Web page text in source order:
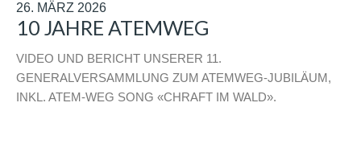
26. MÄRZ 2026
10 JAHRE ATEMWEG
VIDEO UND BERICHT UNSERER 11.
GENERALVERSAMMLUNG ZUM ATEMWEG-JUBILÄUM,
INKL. ATEM-WEG SONG «CHRAFT IM WALD».